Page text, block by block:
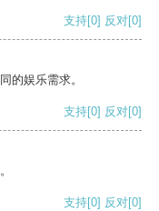
支持[0] 反对[0]
的娱乐需求。
支持[0] 反对[0]
支持[0] 反对[0]